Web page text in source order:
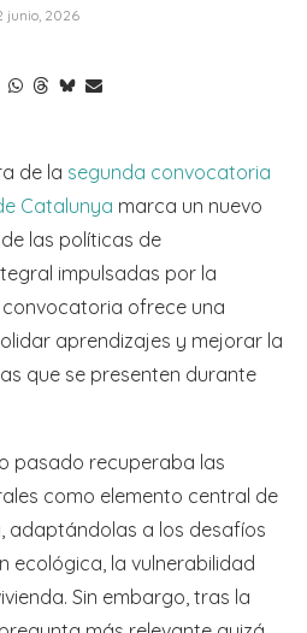
junio, 2026
de la segunda convocatoria
Catalunya marca un nuevo
las políticas de
impulsadas por la
convocatoria ofrece una
aprendizajes y mejorar la
que se presenten durante
pasado recuperaba las
como elemento central de
adaptándolas a los desafíos
ecológica, la vulnerabilidad
Sin embargo, tras la